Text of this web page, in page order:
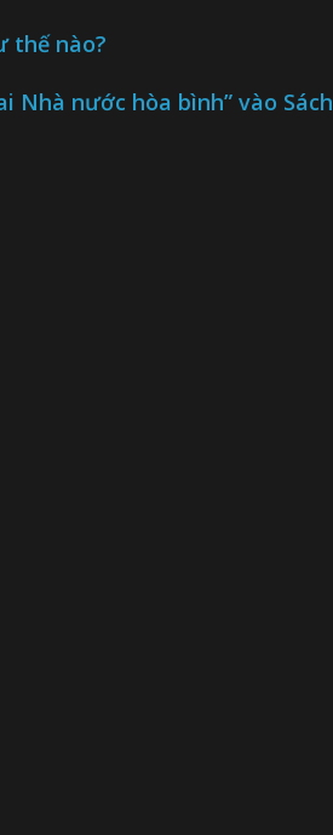
thế nào?
Nhà nước hòa bình” vào Sách